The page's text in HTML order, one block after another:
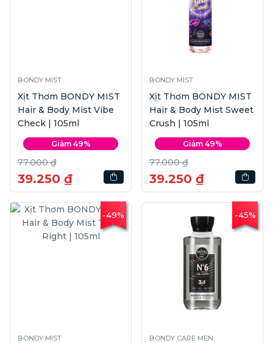
BONDY MIST
Xịt Thơm BONDY MIST
Hair & Body Mist Vibe
Check | 105ml
Giảm 49%
77.000 ₫
39.250 ₫
BONDY MIST
Xịt Thơm BONDY MIST
Hair & Body Mist Sweet
Crush | 105ml
Giảm 49%
77.000 ₫
39.250 ₫
-49%
BONDY MIST
-45%
BONDY CARE MEN